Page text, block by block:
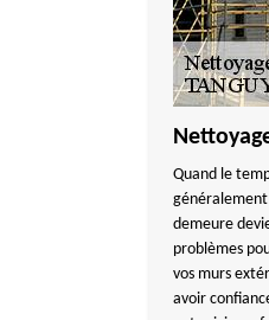
Quand le
généralement
demeure
problèmes
vos murs
avoir